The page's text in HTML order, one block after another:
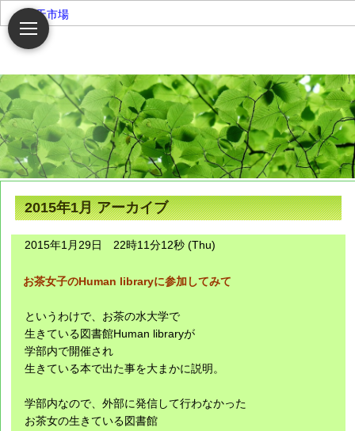
楽天市場
2015年1月 アーカイブ
2015年1月29日 22時11分12秒 (Thu)
お茶女子のHuman libraryに参加してみて
というわけで、お茶の水大学で
生きている図書館Human libraryが
学部内で開催され
生きている本で出た事を大まかに説明。
学部内なので、外部に発信して行わなかった
お茶女の生きている図書館